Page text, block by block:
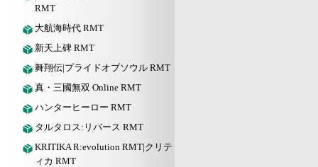
RMT
大航海時代 RMT
新天上碑 RMT
舞翔伝|プライドオブソウル RMT
真・三國無双 Online RMT
ハンターヒーロー RMT
タルタロス:リバース RMT
KRITIKA R:evolution RMT|クリテ
ィカ RMT